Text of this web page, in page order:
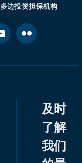
多边投资担保机构
及时
了解
我们